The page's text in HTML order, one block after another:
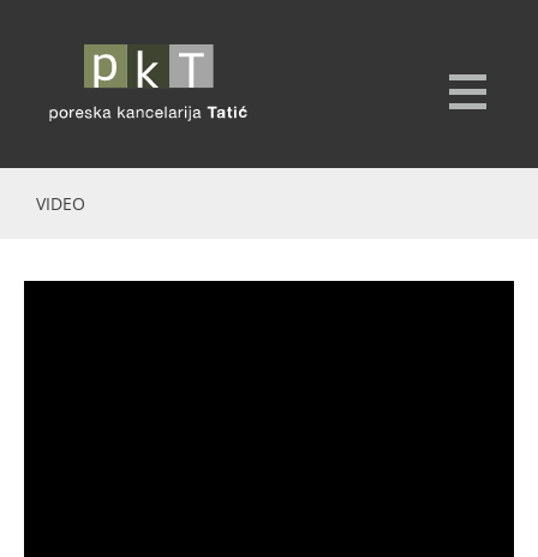
VIDEO